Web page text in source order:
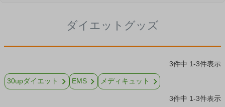
ダイエットグッズ
3件中 1-3件表示
30upダイエット EMS メディキュット
3件中 1-3件表示